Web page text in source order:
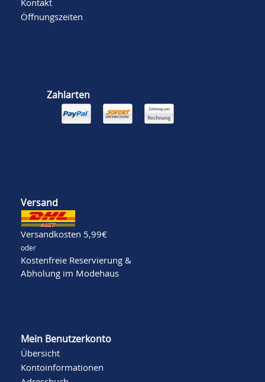
Kontakt
Öffnungszeiten
Zahlarten
Versand
Versandkosten 5,99€
oder
Kostenfreie Reservierung &
Abholung im Modehaus
Mein Benutzerkonto
Übersicht
Kontoinformationen